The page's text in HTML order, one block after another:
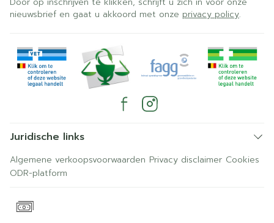
nieuwsbrief en gaat u akkoord met onze privacy policy.
Juridische links
Algemene verkoopsvoorwaarden Privacy disclaimer Cookies
ODR-platform